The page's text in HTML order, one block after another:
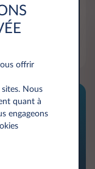
et
4, la DS 7
offrir
Nous
quant à
engageons